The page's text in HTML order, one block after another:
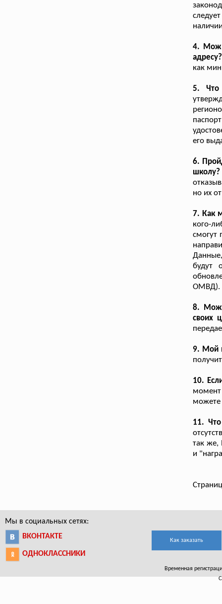
4.
адресу?
как
5. Что
его
6.
школу?
но их
7. Как
кого-
смогут
будут
ОМВД).
8.
своих
9. Мой
10.
можете
11. Что
так же,
и
Мы в социальных сетях:
ВКОНТАКТЕ
ОДНОКЛАССНИКИ
Как заказать
Временная